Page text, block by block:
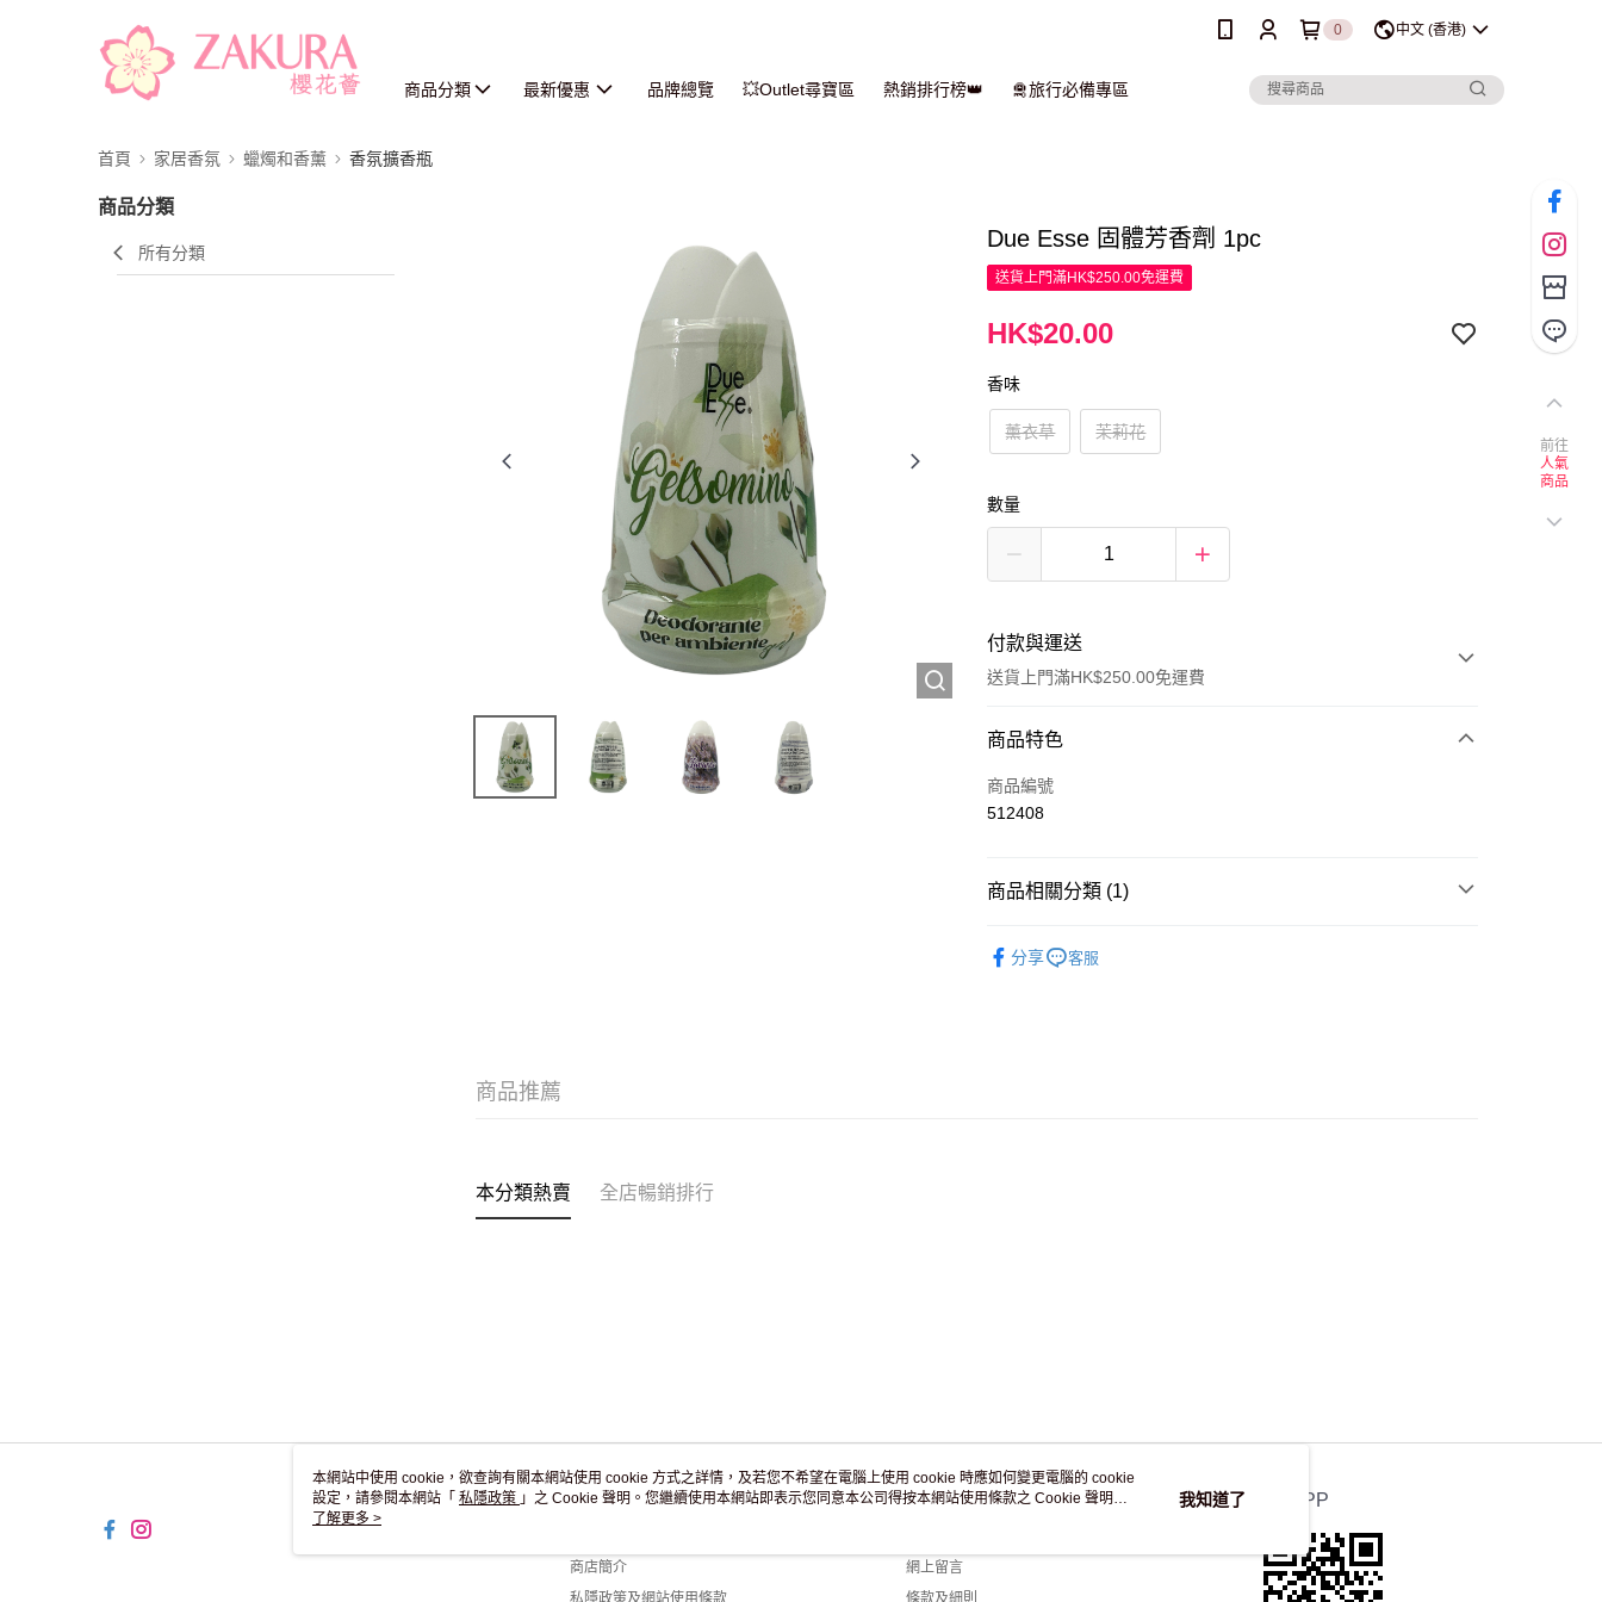
0 中文 (香港)
商品分類 最新優惠 品牌總覽 💥Outlet尋寶區 熱銷排行榜👑 🛅旅行必備專區
首頁 家居香氛 蠟燭和香薰 香氛擴香瓶
商品分類
所有分類
Due Esse 固體芳香劑 1pc
送貨上門滿HK$250.00免運費
HK$20.00
香味
薰衣草 茉莉花
數量
付款與運送
送貨上門滿HK$250.00免運費
付款方式
信用卡
商品特色
商品編號
512408
商品相關分類 (1)
分享
客服
商品推薦
本分類熱賣 全店暢銷排行
關於我們
商店簡介
私隱政策及網站使用條款
客戶服務
網上留言
條款及細則
官方APP
前往
人氣
商品
本網站中使用 cookie，欲查詢有關本網站使用 cookie 方式之詳情，及若您不希望在電腦上使用 cookie 時應如何變更電腦的 cookie
設定，請參閱本網站「 私隱政策 」之 Cookie 聲明。您繼續使用本網站即表示您同意本公司得按本網站使用條款之 Cookie 聲明使
用 cookie。
了解更多 >
我知道了